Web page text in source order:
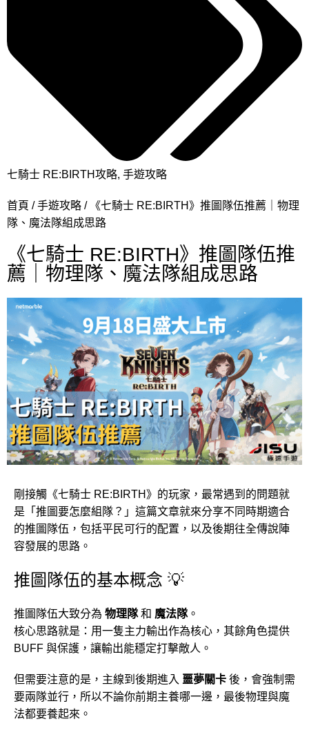
七騎士 RE:BIRTH攻略, 手遊攻略
首頁 手遊攻略
《七騎士 RE:BIRTH》推圖隊伍推薦｜物理
隊、魔法隊組成思路
《七騎士 RE:BIRTH》推圖隊伍推
薦｜物理隊、魔法隊組成思路
剛接觸《七騎士 RE:BIRTH》的玩家，最常遇到的問題就
是「推圖要怎麼組隊？」這篇文章就來分享不同時期適合
的推圖隊伍，包括平民可行的配置，以及後期往全傳說陣
容發展的思路。
推圖隊伍的基本概念 💡
推圖隊伍大致分為 物理隊和 魔法隊。
核心思路就是：用一隻主力輸出作為核心，其餘角色提供
BUFF 與保護，讓輸出能穩定打擊敵人。
但需要注意的是，主線到後期進入 噩夢關卡 後，會強制需
要兩隊並行，所以不論你前期主養哪一邊，最後物理與魔
法都要養起來。